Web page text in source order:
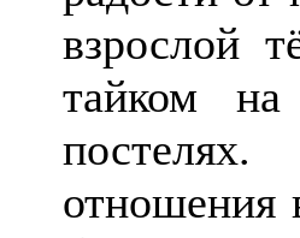
взрослой
тайком
отношения